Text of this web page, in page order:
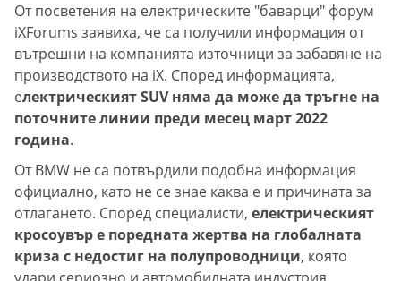
От посветения на електрическите "баварци" форум
iXForums заявиха, че са получили информация от
вътрешни на компанията източници за забавяне на
производството на iX. Според информацията,
електрическият SUV няма да може да тръгне на
поточните линии преди месец март 2022
година.
От BMW не са потвърдили подобна информация
официално, като не се знае каква е и причината за
отлагането. Според специалисти, електрическият
кросоувър е поредната жертва на глобалната
криза с недостиг на полупроводници, която